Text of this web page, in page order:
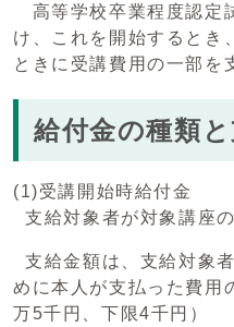
高等学校卒業程度認定
け、これを開始するとき
ときに受講費用の一部を
給付金の種類
(1)受講開始時給付金
支給対象者が対象講座
支給金額は、支給対象
めに本人が支払った費用
万5千円、下限4千円）